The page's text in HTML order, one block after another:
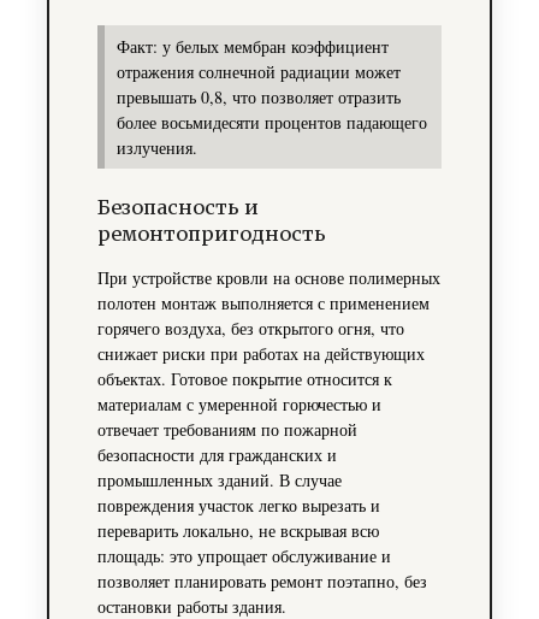
Факт: у белых мембран коэффициент
отражения солнечной радиации может
превышать 0,8, что позволяет отразить
более восьмидесяти процентов падающего
излучения.
Безопасность и
ремонтопригодность
При устройстве кровли на основе полимерных
полотен монтаж выполняется с применением
горячего воздуха, без открытого огня, что
снижает риски при работах на действующих
объектах. Готовое покрытие относится к
материалам с умеренной горючестью и
отвечает требованиям по пожарной
безопасности для гражданских и
промышленных зданий. В случае
повреждения участок легко вырезать и
переварить локально, не вскрывая всю
площадь: это упрощает обслуживание и
позволяет планировать ремонт поэтапно, без
остановки работы здания.